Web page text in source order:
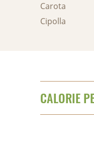
Carota
Cipolla
CALORIE